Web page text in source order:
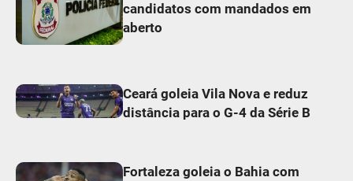
candidatos com mandados em
aberto
Ceará goleia Vila Nova e reduz
distância para o G-4 da Série B
Fortaleza goleia o Bahia com